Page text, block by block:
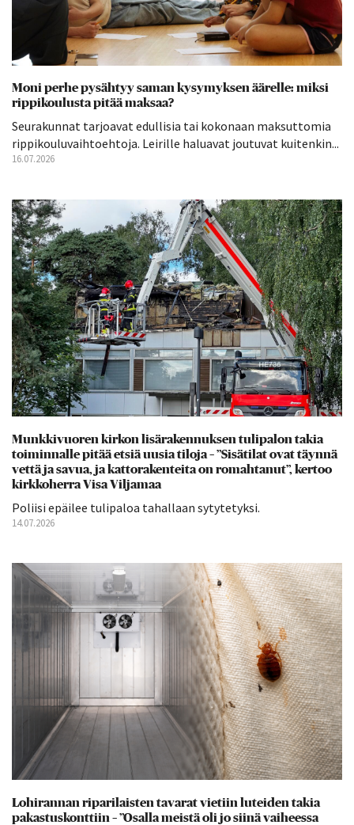
Moni perhe pysähtyy saman kysymyksen äärelle: miksi
rippikoulusta pitää maksaa?
Seurakunnat tarjoavat edullisia tai kokonaan maksuttomia
rippikouluvaihtoehtoja. Leirille haluavat joutuvat kuitenkin...
16.07.2026
Munkkivuoren kirkon lisärakennuksen tulipalon takia
toiminnalle pitää etsiä uusia tiloja – ”Sisätilat ovat täynnä
vettä ja savua, ja kattorakenteita on romahtanut”, kertoo
kirkkoherra Visa Viljamaa
Poliisi epäilee tulipaloa tahallaan sytytetyksi.
14.07.2026
Lohirannan riparilaisten tavarat vietiin luteiden takia
pakastuskonttiin – ”Osalla meistä oli jo siinä vaiheessa